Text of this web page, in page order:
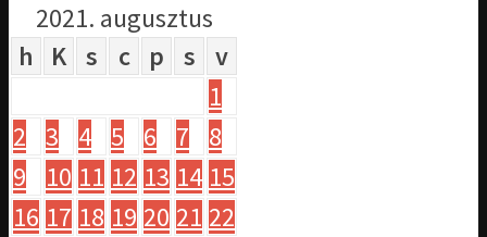
2021. augusztus
h
K s c p s
v
1
2
3 4 5 6 7
8
9
10 11 12 13 14 15
16 17 18 19 20 21 22